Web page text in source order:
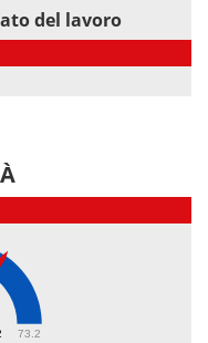
del lavoro
73.2